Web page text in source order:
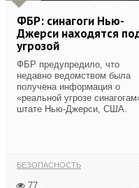
ФБР: синагоги Нью-
Джерси находятся
угрозой
ФБР предупредило, что
недавно ведомством была
получена информация о
«реальной угрозе
штате Нью-Джерси, США.
БЕЗОПАСНОСТЬ
77